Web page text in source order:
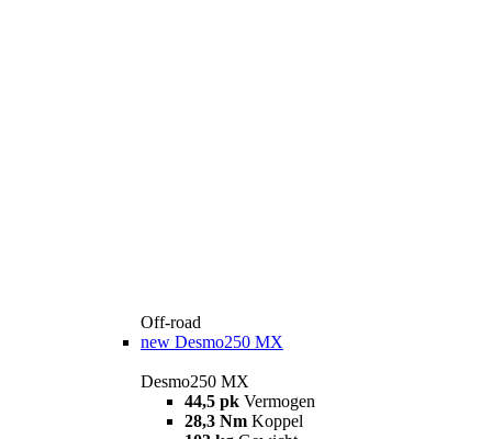
Off-road
new Desmo250 MX
Desmo250 MX
44,5 pk Vermogen
28,3 Nm Koppel